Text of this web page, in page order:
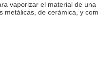
vaporizar el material de una
de cerámica, y